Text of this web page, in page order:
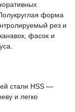
форма
рез и
фасок и
стали HSS —
и легко